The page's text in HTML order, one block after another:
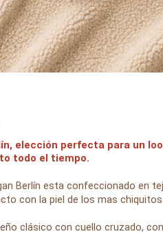
elección perfecta para un
todo el tiempo.
Berlín esta confeccionado en
con la piel de los mas chiquitos
clásico con cuello cruzado,